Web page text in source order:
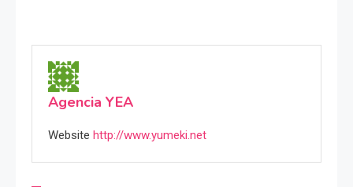
Agencia YEA
Website http://www.yumeki.net